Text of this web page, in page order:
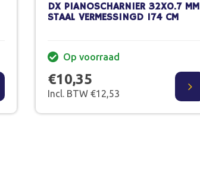
DX PIANOSCHARNIER 32X0.7 MM
STAAL VERMESSINGD 174 CM
Op voorraad
€10,35
Incl. BTW €12,53